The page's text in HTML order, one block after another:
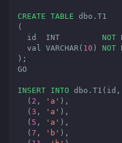
CREATE TABLE dbo.T1
(
  id
INT NOT
  val
VARCHAR( 10 ) NOT
);
GO
INSERT INTO
  (
2 , 'a' ),
  (
3 , 'a' ),
  (
5 , 'a' ),
  (
7 , 'b' ),